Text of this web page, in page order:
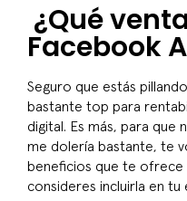
¿Qué
Facebook
Seguro que estás
bastante top para
digital. Es más, para que
me dolería bastante, te
beneficios que te ofrece
consideres incluirla en